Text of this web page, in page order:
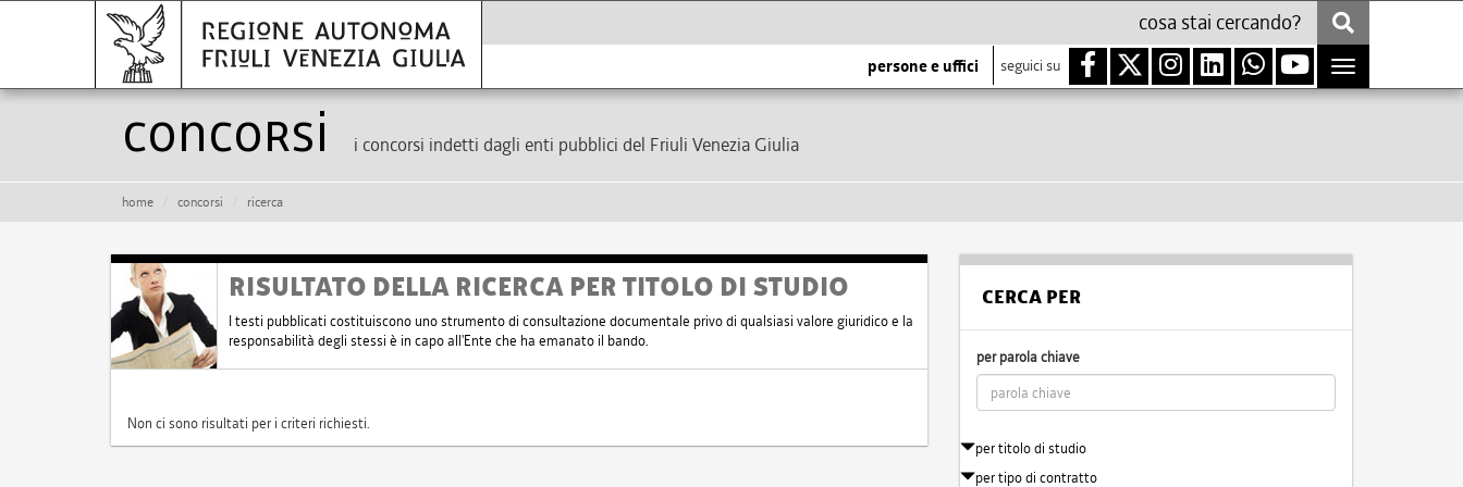
persone e uffici seguici su
Toggle
navigation
Concorsi i concorsi indetti dagli enti pubblici del Friuli Venezia Giulia
home concorsi ricerca
RISULTATO DELLA RICERCA PER TITOLO DI STUDIO
I testi pubblicati costituiscono uno strumento di consultazione documentale privo di qualsiasi valore giuridico e la
responsabilità degli stessi è in capo all'Ente che ha emanato il bando.
Non ci sono risultati per i criteri richiesti.
CERCA PER
per parola chiave
per titolo di studio
per tipo di contratto